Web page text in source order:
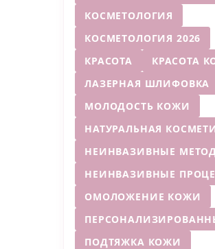
КОСМЕТОЛОГИЯ
КОСМЕТОЛОГИЯ 2026
КРАСОТА
КРАСОТА
ЛАЗЕРНАЯ ШЛИФОВКА
МОЛОДОСТЬ КОЖИ
НАТУРАЛЬНАЯ
НЕИНВАЗИВНЫЕ
НЕИНВАЗИВНЫЕ
ОМОЛОЖЕНИЕ КОЖИ
ПОДТЯЖКА КОЖИ